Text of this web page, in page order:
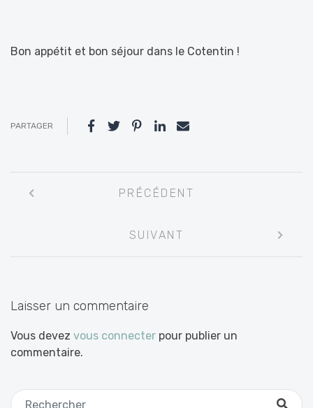
Bon appétit et bon séjour dans le Cotentin !
PARTAGER
entre
PRÉCÉDENT
SUIVANT
Laisser un commentaire
Vous devez vous connecter pour publier un
commentaire.